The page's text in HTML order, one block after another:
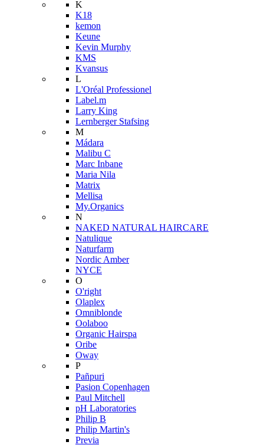
K
K18
kemon
Keune
Kevin Murphy
KMS
Kvansus
L
L'Oréal Professionel
Label.m
Larry King
Lernberger Stafsing
M
Mádara
Malibu C
Marc Inbane
Maria Nila
Matrix
Mellisa
My.Organics
N
NAKED NATURAL HAIRCARE
Natulique
Naturfarm
Nordic Amber
NYCE
O
O'right
Olaplex
Omniblonde
Oolaboo
Organic Hairspa
Oribe
Oway
P
Pañpuri
Pasion Copenhagen
Paul Mitchell
pH Laboratories
Philip B
Philip Martin's
Previa